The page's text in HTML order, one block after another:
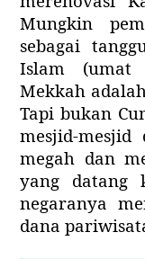
Mungkin
sebagai
Islam (umat
Mekkah
Tapi bukan
mesjid-mesjid
megah dan
yang datang
negaranya
dana